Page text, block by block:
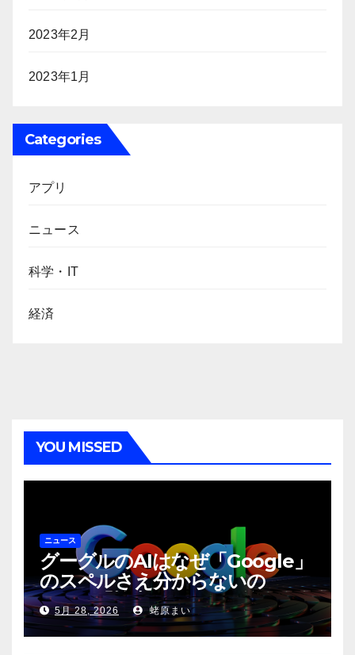
2023年2月
2023年1月
Categories
アプリ
ニュース
科学・IT
経済
YOU MISSED
ニュース
グーグルのAIはなぜ「Google」
のスペルさえ分からないの
か？〜「検索」から「回答」への
転換と、その裏側に潜む滑稽な現
実〜
5月 28, 2026 蛯原まい